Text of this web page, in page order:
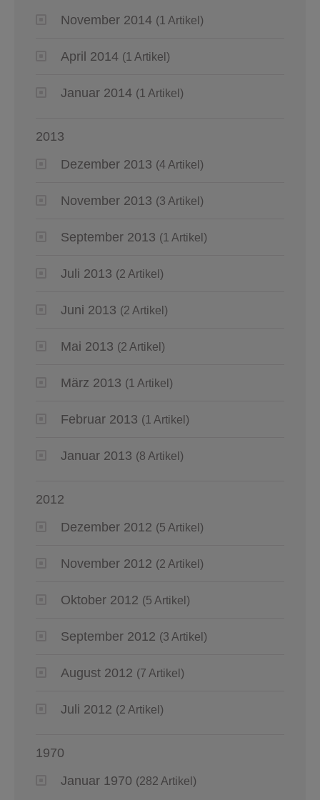
November 2014 (1 Artikel)
April 2014 (1 Artikel)
Januar 2014 (1 Artikel)
2013
Dezember 2013 (4 Artikel)
November 2013 (3 Artikel)
September 2013 (1 Artikel)
Juli 2013 (2 Artikel)
Juni 2013 (2 Artikel)
Mai 2013 (2 Artikel)
März 2013 (1 Artikel)
Februar 2013 (1 Artikel)
Januar 2013 (8 Artikel)
2012
Dezember 2012 (5 Artikel)
November 2012 (2 Artikel)
Oktober 2012 (5 Artikel)
September 2012 (3 Artikel)
August 2012 (7 Artikel)
Juli 2012 (2 Artikel)
1970
Januar 1970 (282 Artikel)